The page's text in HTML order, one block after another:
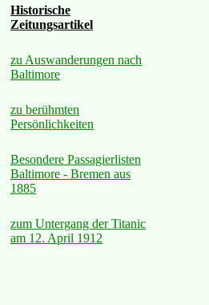
Historische
Zeitungsartikel
zu Auswanderungen nach
Baltimore
zu berühmten
Persönlichkeiten
Besondere Passagierlisten
Baltimore - Bremen aus
1885
zum Untergang der Titanic
am 12. April 1912